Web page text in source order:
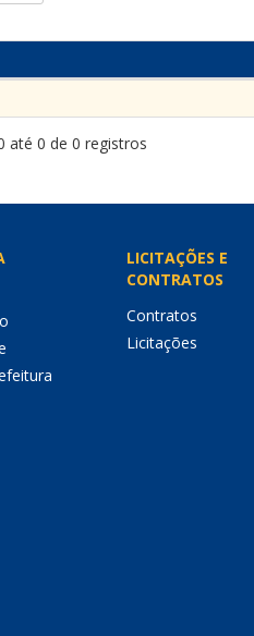
até 0 de 0 registros
LICITAÇÕES E
CONTRATOS
Contratos
Licitações